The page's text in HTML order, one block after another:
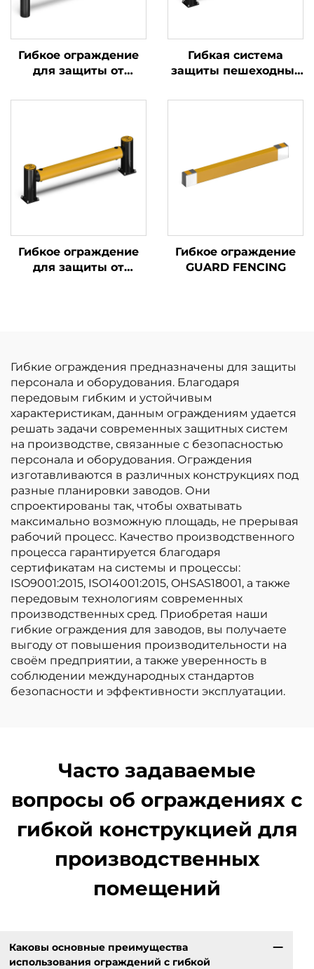
Гибкое ограждение
для защиты от
Гибкая система
защиты пешеходных
Гибкое ограждение
для защиты от
Гибкое ограждение
GUARD FENCING
Гибкие ограждения предназначены для защиты
персонала и оборудования. Благодаря
передовым гибким и устойчивым
характеристикам, данным ограждениям удается
решать задачи современных защитных систем
на производстве, связанные с безопасностью
персонала и оборудования. Ограждения
изготавливаются в различных конструкциях под
разные планировки заводов. Они
спроектированы так, чтобы охватывать
максимально возможную площадь, не прерывая
рабочий процесс. Качество производственного
процесса гарантируется благодаря
сертификатам на системы и процессы:
ISO9001:2015, ISO14001:2015, OHSAS18001, а также
передовым технологиям современных
производственных сред. Приобретая наши
гибкие ограждения для заводов, вы получаете
выгоду от повышения производительности на
своём предприятии, а также уверенность в
соблюдении международных стандартов
безопасности и эффективности эксплуатации.
Часто задаваемые
вопросы об ограждениях с
гибкой конструкцией для
производственных
помещений
Каковы основные преимущества
использования ограждений с гибкой